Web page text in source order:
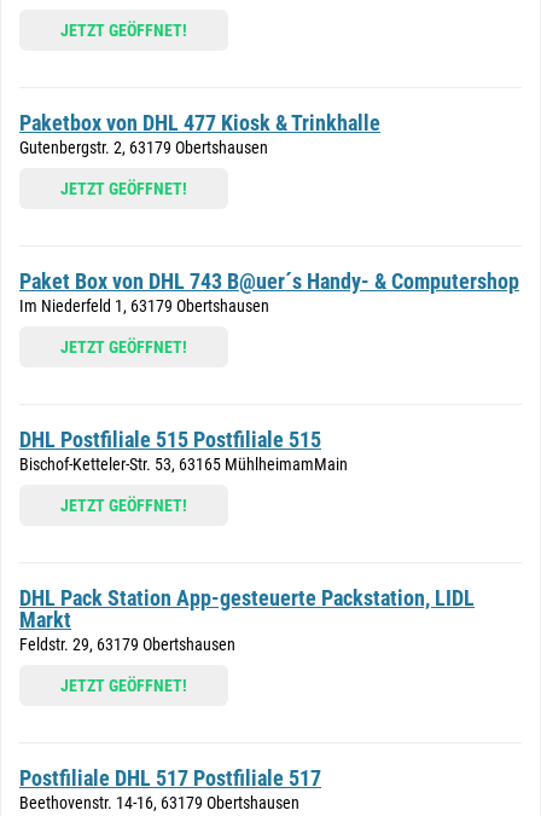
JETZT GEÖFFNET!
Paketbox von DHL 477 Kiosk & Trinkhalle
Gutenbergstr. 2, 63179 Obertshausen
JETZT GEÖFFNET!
Paket Box von DHL 743 B@uer´s Handy- & Computershop
Im Niederfeld 1, 63179 Obertshausen
JETZT GEÖFFNET!
DHL Postfiliale 515 Postfiliale 515
Bischof-Ketteler-Str. 53, 63165 MühlheimamMain
JETZT GEÖFFNET!
DHL Pack Station App-gesteuerte Packstation, LIDL
Markt
Feldstr. 29, 63179 Obertshausen
JETZT GEÖFFNET!
Postfiliale DHL 517 Postfiliale 517
Beethovenstr. 14-16, 63179 Obertshausen